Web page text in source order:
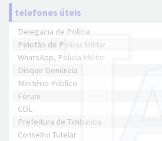
telefones úteis
Delegacia de Polícia
Pelotão de Polícia Militar
WhatsApp, Polícia Militar
Disque Denúncia
Minitério Público
Fórum
CDL
Prefeitura de Timbaúba
Conselho Tutelar